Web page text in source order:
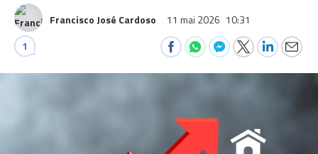
Francisco José Cardoso 11 mai 2026 10:31
1